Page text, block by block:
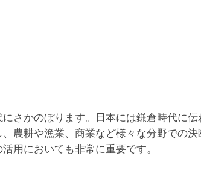
さかのぼります。日本には鎌倉時代に
農耕や漁業、商業など様々な分野での
用においても非常に重要です。